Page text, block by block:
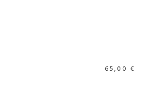
65,00 €